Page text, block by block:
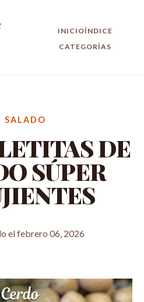
INICIOÍNDICE
CATEGORÍAS
SALADO
DE
SÚPER
el febrero 06, 2026